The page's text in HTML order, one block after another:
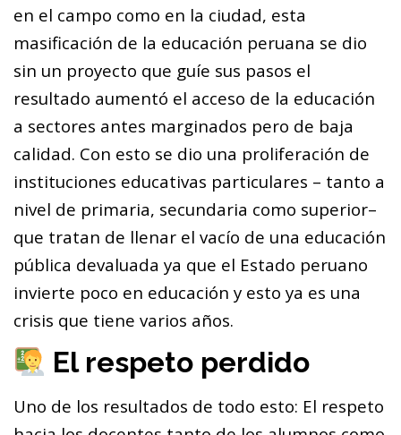
en el campo como en la ciudad, esta
masificación de la educación peruana se dio
sin un proyecto que guíe sus pasos el
resultado aumentó el acceso de la educación
a sectores antes marginados pero de baja
calidad. Con esto se dio una proliferación de
instituciones educativas particulares – tanto a
nivel de primaria, secundaria como superior–
que tratan de llenar el vacío de una educación
pública devaluada ya que el Estado peruano
invierte poco en educación y esto ya es una
crisis que tiene varios años.
El respeto perdido
Uno de los resultados de todo esto: El respeto